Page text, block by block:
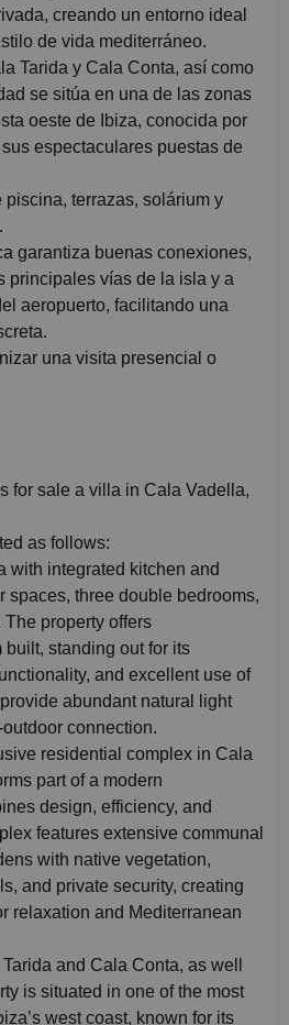
creando un entorno ideal
de vida mediterráneo.
Tarida y Cala Conta, así como
se sitúa en una de las zonas
oeste de Ibiza, conocida por
espectaculares puestas de
terrazas, solárium y
garantiza buenas conexiones,
principales vías de la isla y a
aeropuerto, facilitando una
una visita presencial o
for sale a villa in Cala Vadella,
as follows:
with integrated kitchen and
spaces, three double bedrooms,
property offers
standing out for its
and excellent use of
abundant natural light
connection.
residential complex in Cala
part of a modern
design, efficiency, and
features extensive communal
with native vegetation,
and private security, creating
relaxation and Mediterranean
and Cala Conta, as well
is situated in one of the most
west coast, known for its